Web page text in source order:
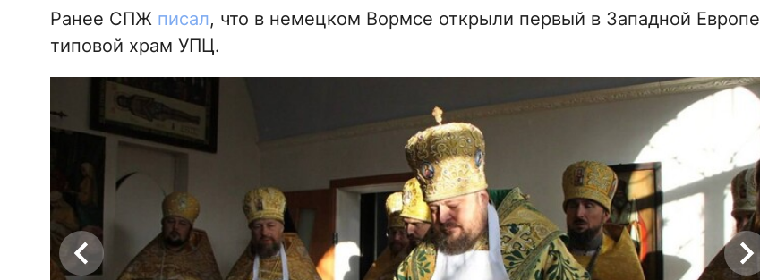
Ранее СПЖ писал, что в немецком Вормсе открыли первый в Западной Европе
типовой храм УПЦ.